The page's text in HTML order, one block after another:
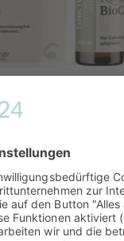
durch Pilz-,